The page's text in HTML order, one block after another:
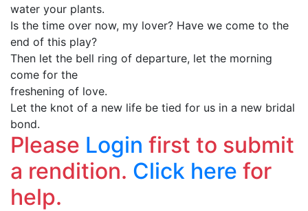
water your plants.
Is the time over now, my lover? Have we come to the
end of this play?
Then let the bell ring of departure, let the morning
come for the
freshening of love.
Let the knot of a new life be tied for us in a new bridal
bond.
Please Login first to submit
a rendition. Click here for
help.